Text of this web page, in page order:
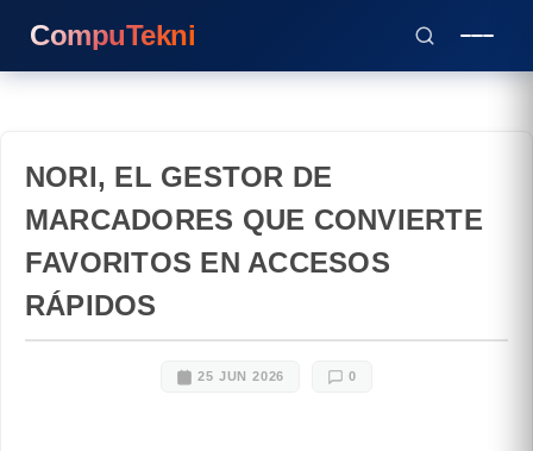
CompuTekni
NORI, EL GESTOR DE
MARCADORES QUE CONVIERTE
FAVORITOS EN ACCESOS
RÁPIDOS
25 JUN 2026 0